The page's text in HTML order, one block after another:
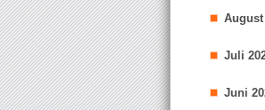
August
Juli
Juni